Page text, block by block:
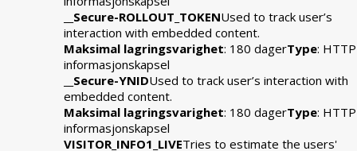
__Secure-ROLLOUT_TOKENUsed to track user’s
interaction with embedded content.
Maksimal lagringsvarighet: 180 dagerType:
informasjonskapsel
__Secure-YNIDUsed to track user’s interaction with
embedded content.
Maksimal lagringsvarighet: 180 dagerType:
informasjonskapsel
VISITOR_INFO1_LIVETries to estimate the users'